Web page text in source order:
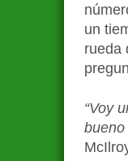
un
rueda
“Voy
bueno